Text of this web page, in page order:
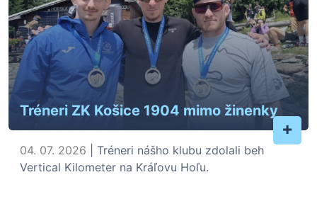
Tréneri ZK Košice 1904 mimo žinenky
+
04. 07. 2026 | Tréneri nášho klubu zdolali beh
Vertical Kilometer na Kráľovu Hoľu.